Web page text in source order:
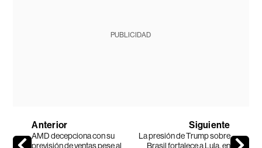
PUBLICIDAD
Anterior
AMD decepciona con su
previsión de ventas pese al
Siguiente
La presión de Trump sobre
Brasil fortalece a Lula, en